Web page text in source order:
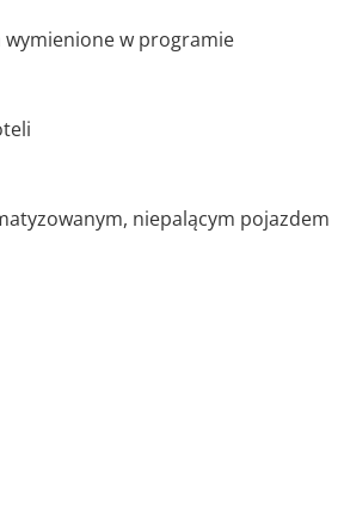
wymienione w programie
niepalącym pojazdem